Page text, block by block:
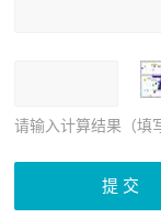
请输入计算结果（填